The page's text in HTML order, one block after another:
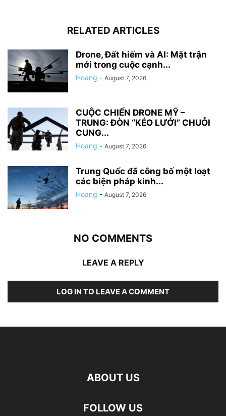
RELATED ARTICLES
Drone, Đất hiếm và AI: Mặt trận
mới trong cuộc cạnh...
Hoang - August 7, 2026
CUỘC CHIẾN DRONE MỸ –
TRUNG: ĐÒN “KÉO LƯỚI” CHUỖI
CUNG...
Hoang - August 7, 2026
Trung Quốc đã công bố một loạt
các biện pháp kinh...
Hoang - August 7, 2026
NO COMMENTS
LEAVE A REPLY
LOG IN TO LEAVE A COMMENT
ABOUT US
FOLLOW US